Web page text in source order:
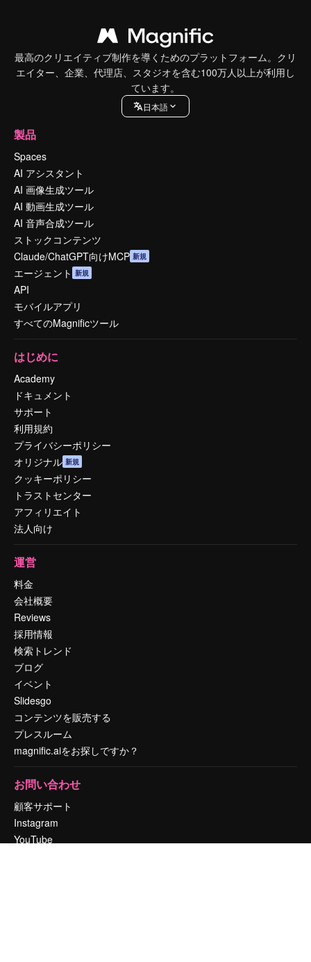
最高のクリエイティブ制作を導くためのプラットフォーム。クリ
エイター、企業、代理店、スタジオを含む100万人以上が利用し
ています。
日本語
製品
Spaces
AI アシスタント
AI 画像生成ツール
AI 動画生成ツール
AI 音声合成ツール
ストックコンテンツ
Claude/ChatGPT向けMCP 新規
エージェント 新規
API
モバイルアプリ
すべてのMagnificツール
はじめに
Academy
ドキュメント
サポート
利用規約
プライバシーポリシー
オリジナル 新規
クッキーポリシー
トラストセンター
アフィリエイト
法人向け
運営
料金
会社概要
Reviews
採用情報
検索トレンド
ブログ
イベント
Slidesgo
コンテンツを販売する
プレスルーム
magnific.aiをお探しですか？
お問い合わせ
顧客サポート
Instagram
YouTube